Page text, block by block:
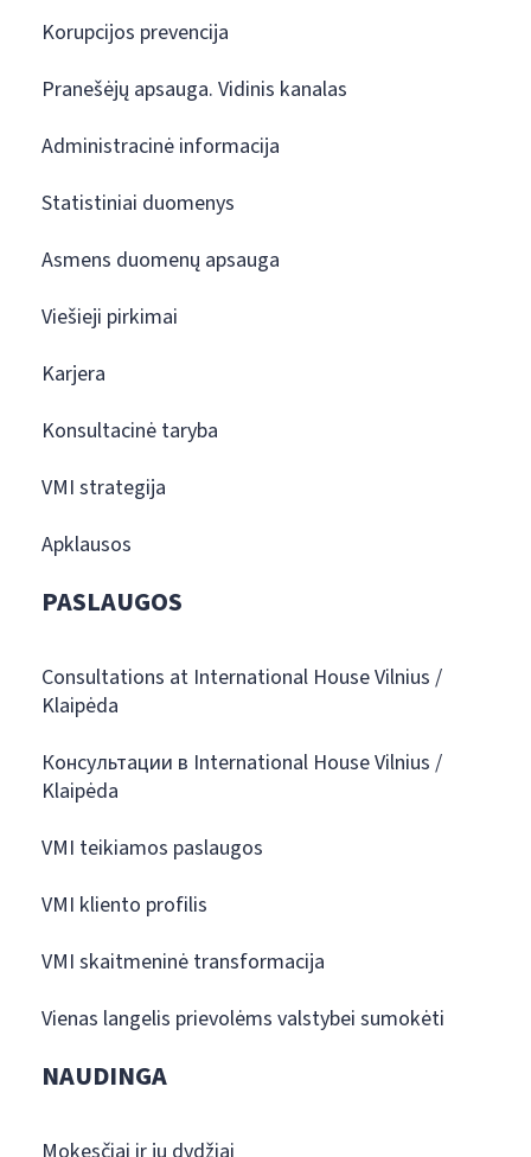
Korupcijos prevencija
Pranešėjų apsauga. Vidinis kanalas
Administracinė informacija
Statistiniai duomenys
Asmens duomenų apsauga
Viešieji pirkimai
Karjera
Konsultacinė taryba
VMI strategija
Apklausos
PASLAUGOS
Consultations at International House Vilnius /
Klaipėda
Консультации в International House Vilnius /
Klaipėda
VMI teikiamos paslaugos
VMI kliento profilis
VMI skaitmeninė transformacija
Vienas langelis prievolėms valstybei sumokėti
NAUDINGA